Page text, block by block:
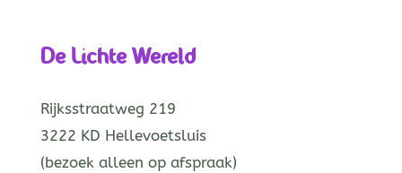
De Lichte Wereld
Rijksstraatweg 219
3222 KD Hellevoetsluis
(bezoek alleen op afspraak)